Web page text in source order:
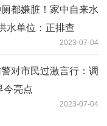
都嫌脏！家中自来水
水单位：正排查
2023-07-04
对市民过激言行：调
今亮点
2023-07-04